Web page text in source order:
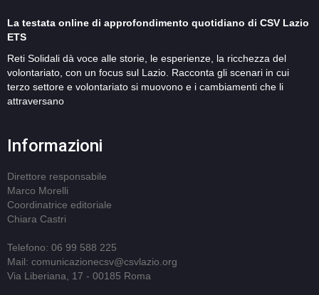
La testata online di approfondimento quotidiano di CSV Lazio
ETS
Reti Solidali dà voce alle storie, le esperienze, la ricchezza del
volontariato, con un focus sul Lazio. Racconta gli scenari in cui
terzo settore e volontariato si muovono e i cambiamenti che li
attraversano
Informazioni
Direttore responsabile
Marco Morelli
Coordinatrice editoriale
Chiara Castri
Telefono: 06 99 588 225
Mail: comunicazionecsv@csvlazio.org
Via Liberiana, 17 - 00185 Roma